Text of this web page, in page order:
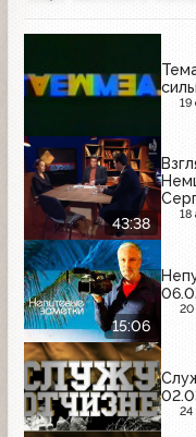
силы
19
43:38
18
15:06
20
24